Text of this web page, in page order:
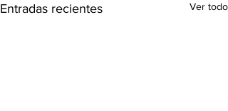
Entradas recientes Ver todo